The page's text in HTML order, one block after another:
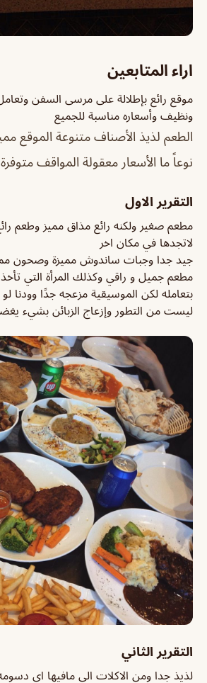
اراء المتابعين
موقع رائع بإطلالة على مرسى السفن
ونظيف وأسعاره مناسبة للجميع
الطعم لذيذ الأصناف متنوعة الموقع
نوعاً ما الأسعار معقولة المواقف
التقرير الاول
مطعم صغير ولكنه رائع مذاق مميز وطعم
لاتجدها في مكان اخر
جيد جدا وجبات ساندوش مميزة وصحون
مطعم جميل و راقي وكذلك المرأة التي تأخذ
بتعامله لكن الموسيقية مزعجه جدًا وودنا لو
ليست من التطور وإزعاج الزبائن بشيء
التقرير الثاني
لذيذ جدا ومن الاكلات الي مافيها اي